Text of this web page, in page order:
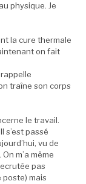
physique. Je
la cure thermale
on fait
traîne son corps
le travail.
s’est passé
vu de
m’a même
pas
poste) mais